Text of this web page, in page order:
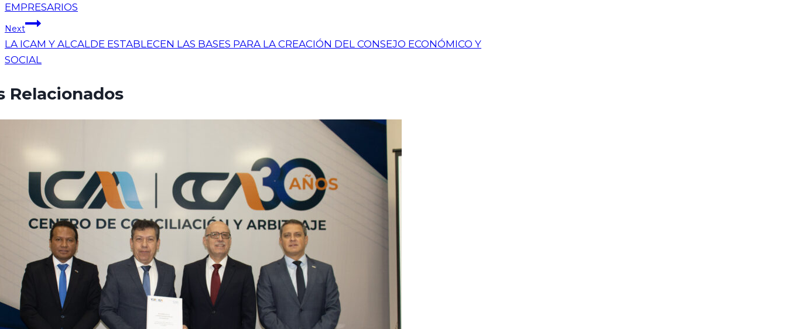
EMPRESARIOS
Next
LA ICAM Y ALCALDE ESTABLECEN LAS BASES PARA LA CREACIÓN DEL CONSEJO ECONÓMICO Y
SOCIAL
Relacionados